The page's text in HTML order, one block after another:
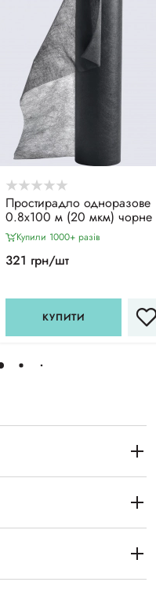
Простирадло одноразове
0.8х100 м (20 мкм) чорне
Купили 1000+ разiв
321 грн/шт
КУПИТИ